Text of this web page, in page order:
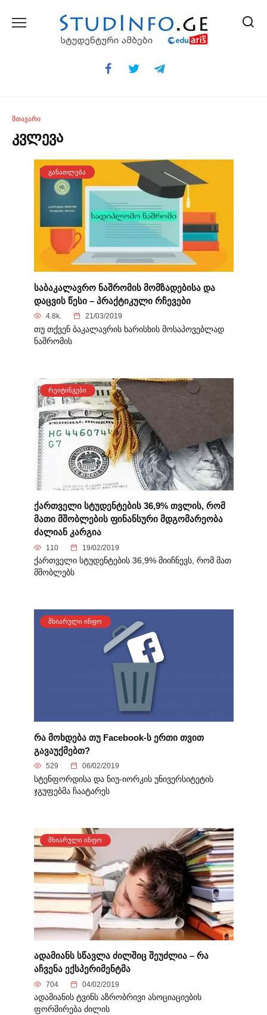
ᲛᲗᲐᲕᲐᲠᲘ
კვლევა
ᲒᲐᲜᲐᲗᲚᲔᲑᲐ
საბაკალავრო ნაშრომის მომზადებისა და
დაცვის წესი – პრაქტიკული რჩევები
4.8k. 21/03/2019
თუ თქვენ ბაკალავრის ხარისხის მოსაპოვებლად
ნაშრომის
ᲠᲔᲘᲢᲘᲜᲒᲔᲑᲘ
ქართველი სტუდენტების 36,9% თვლის, რომ
მათი მშობლების ფინანსური მდგომარეობა
ძალიან კარგია
110 19/02/2019
ქართველი სტუდენტების 36,9% მიიჩნევს, რომ მათ
მშობლებს
ᲛᲮᲘᲐᲠᲣᲚᲘ ᲘᲜᲤᲝ
რა მოხდება თუ Facebook-ს ერთი თვით
გავაუქმებთ?
529 06/02/2019
სტენფორდისა და ნიუ-იორკის უნივერსიტეტის
ჯგუფებმა ჩაატარეს
ᲛᲮᲘᲐᲠᲣᲚᲘ ᲘᲜᲤᲝ
ადამიანს სწავლა ძილშიც შეუძლია – რა
აჩვენა ექსპერიმენტმა
704 04/02/2019
ადამიანის ტვინს აზრობრივი ასოციაციების
ფორმირება ძილის